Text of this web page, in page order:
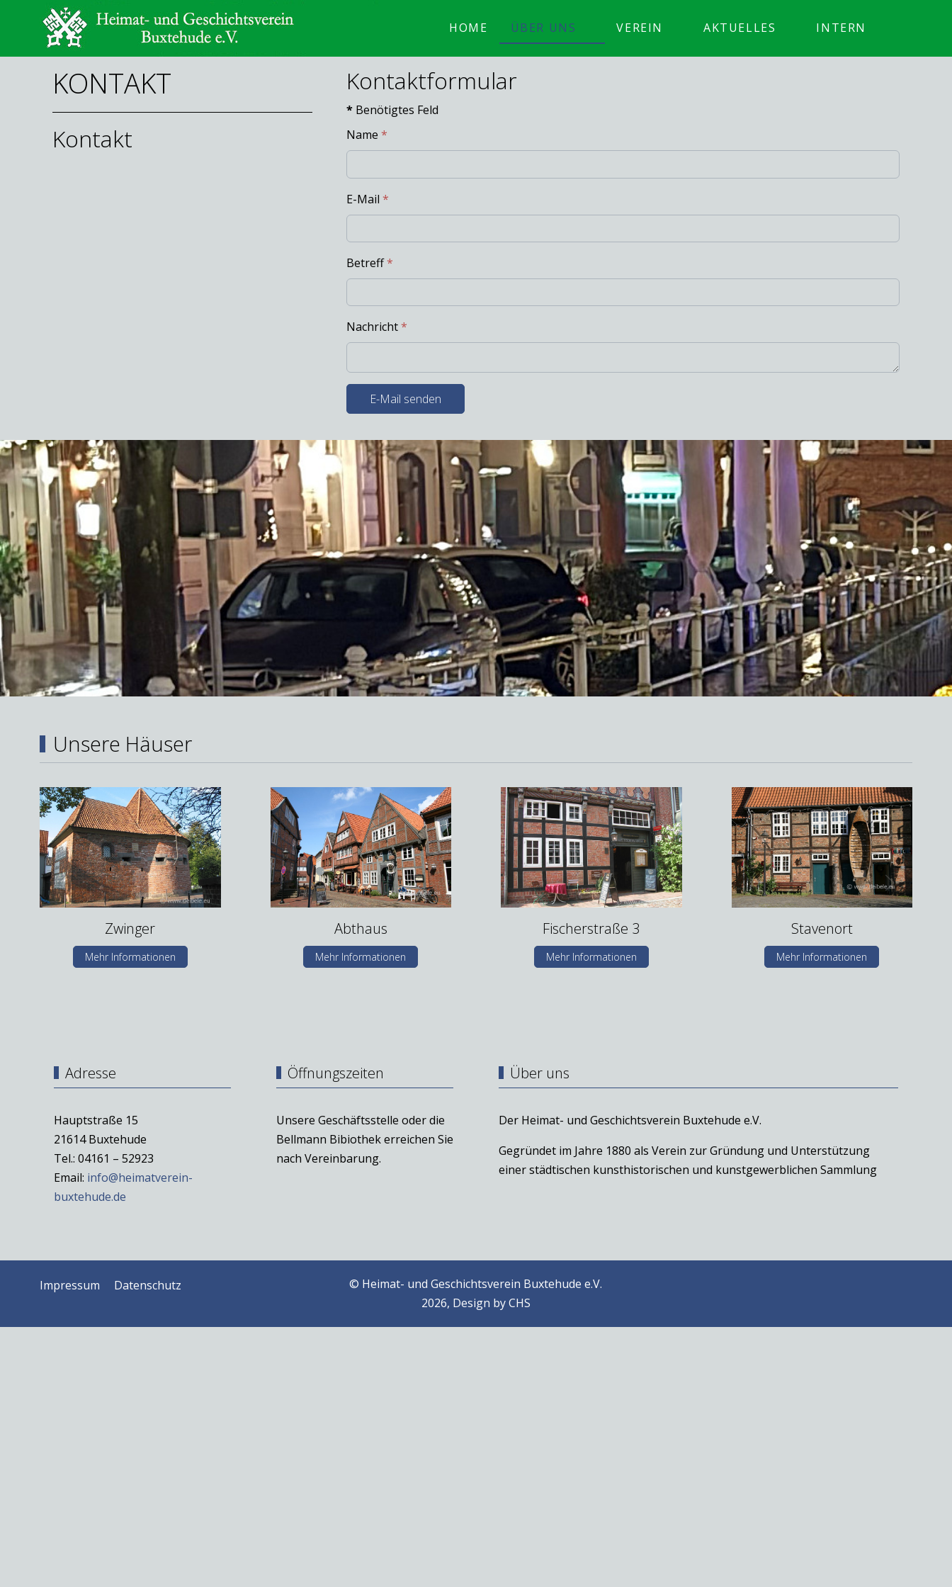
HOME ÜBER UNS VEREIN AKTUELLES INTERN
KONTAKT
Kontakt
Kontaktformular
*Benötigtes Feld
Name *
E-Mail *
Betreff*
Nachricht*
E-Mail senden
Unsere Häuser
Zwinger
Mehr Informationen
Abthaus
Mehr Informationen
Fischerstraße 3
Mehr Informationen
Stavenort
Mehr Informationen
Adresse
Hauptstraße 15
21614 Buxtehude
Tel.: 04161 – 52923
Email: info@heimatverein-
buxtehude.de
Öffnungszeiten
Unsere Geschäftsstelle oder die
Bellmann Bibiothek erreichen Sie
nach Vereinbarung.
Über uns
Der Heimat- und Geschichtsverein Buxtehude e.V.
Gegründet im Jahre 1880 als Verein zur Gründung und Unterstützung
einer städtischen kunsthistorischen und kunstgewerblichen Sammlung
Impressum Datenschutz
© Heimat- und Geschichtsverein Buxtehude e.V.
2026, Design byCHS